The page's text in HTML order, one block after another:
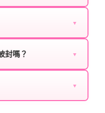
▼
定活動，儲值最低6折
封嗎？ ▼
或異常儲值管道。您獲
▼